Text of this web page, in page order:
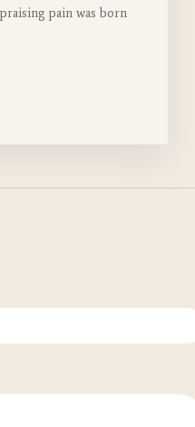
pain was born